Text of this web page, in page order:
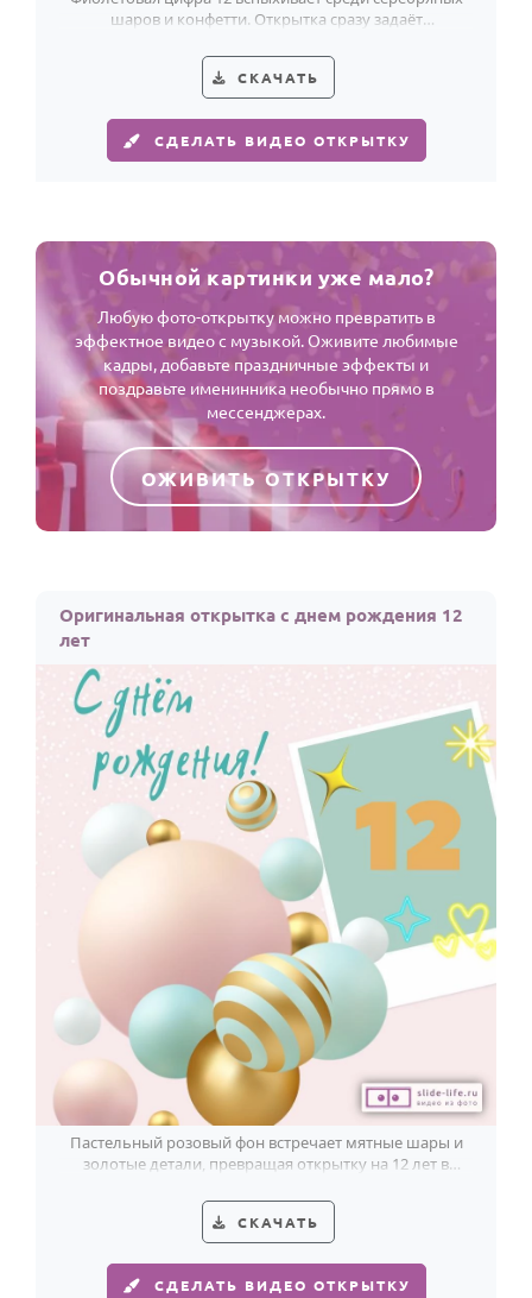
шаров и конфетти. Открытка сразу задаёт
СКАЧАТЬ
СДЕЛАТЬ ВИДЕО ОТКРЫТКУ
Обычной картинки уже мало?
Любую фото-открытку можно превратить в
эффектное видео с музыкой. Оживите любимые
кадры, добавьте праздничные эффекты и
поздравьте именинника необычно прямо в
мессенджерах.
ОЖИВИТЬ ОТКРЫТКУ
Оригинальная открытка с днем рождения 12
лет
Пастельный розовый фон встречает мятные шары и
золотые детали, превращая открытку на 12 лет в
СКАЧАТЬ
СДЕЛАТЬ ВИДЕО ОТКРЫТКУ